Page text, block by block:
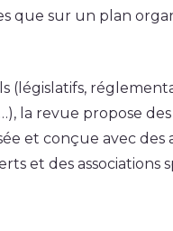
que sur un plan
(législatifs,
la revue propose
et conçue avec des
et des associations